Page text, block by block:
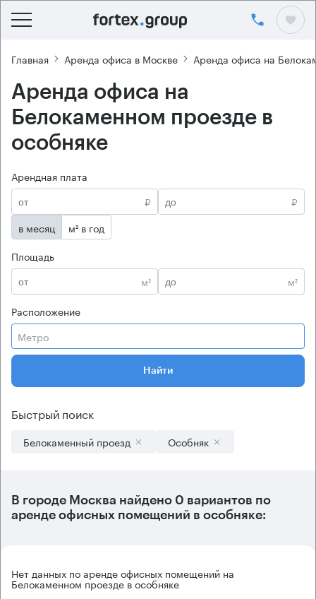
Главная Аренда офиса в Москве Аренда офиса на
Аренда офиса на
Белокаменном проезде в
особняке
Арендная плата
₽
₽
в месяц
м² в год
Площадь
м²
м²
Расположение
Метро
Найти
Быстрый поиск
Белокаменный проезд Особняк
В городе Москва найдено 0 вариантов по
аренде офисных помещений в особняке:
Нет данных по аренде офисных помещений на
Белокаменном проезде в особняке